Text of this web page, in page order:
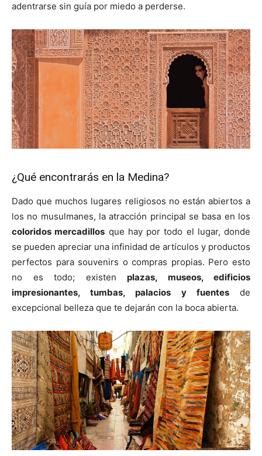
adentrarse sin guía por miedo a perderse.
¿Qué encontrarás en la Medina?
Dado que muchos lugares religiosos no están abiertos a
los no musulmanes, la atracción principal se basa en los
coloridos mercadillos que hay por todo el lugar, donde
se pueden apreciar una infinidad de artículos y productos
perfectos para souvenirs o compras propias. Pero esto
no es todo; existen plazas, museos, edificios
impresionantes, tumbas, palacios y fuentesde
excepcional belleza que te dejarán con la boca abierta.